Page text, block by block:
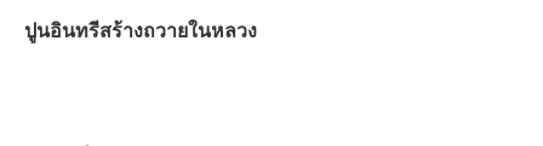
ปูนอินทรีสร้างถวายในหลวง